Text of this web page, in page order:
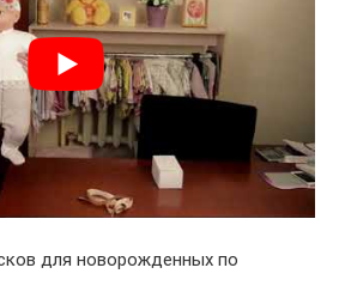
для новорожденных по